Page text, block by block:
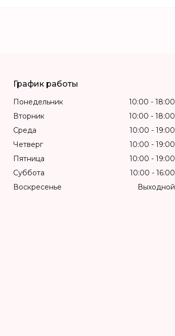
График работы
Понедельник 10:00
18:00
Вторник
10:00
18:00
Среда
10:00
19:00
Четверг
10:00
19:00
Пятница
10:00
19:00
Суббота
10:00
16:00
Воскресенье
Выходной